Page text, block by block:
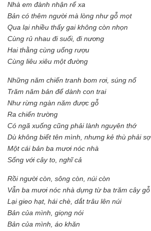
Nhà em đành nhận rể xa
Bản có thêm người mà lòng như gỗ mọt
Qua lại nhiều thấy gai không còn nhọn
Cùng rủ nhau đi suối, đi nương
Hai thằng cùng uống rượu
Cùng liêu xiêu một đường
Những năm chiến tranh bom rơi, súng nổ
Trăm năm bản để dành con trai
Như rừng ngàn năm được gỗ
Ra chiến trường
Có ngã xuống cũng phải lành nguyên thớ
Dù không biết tên mình, nhưng kẻ thù phải sợ
Một cái bản ba mươi nóc nhà
Sống với cây to, nghĩ cả
Rồi người còn, sông còn, núi còn
Vẫn ba mươi nóc nhà dựng từ ba trăm cây gỗ
Lại gieo hạt, hái chè, dắt trâu lên núi
Bản của mình, giọng nói
Bản của mình, áo khăn